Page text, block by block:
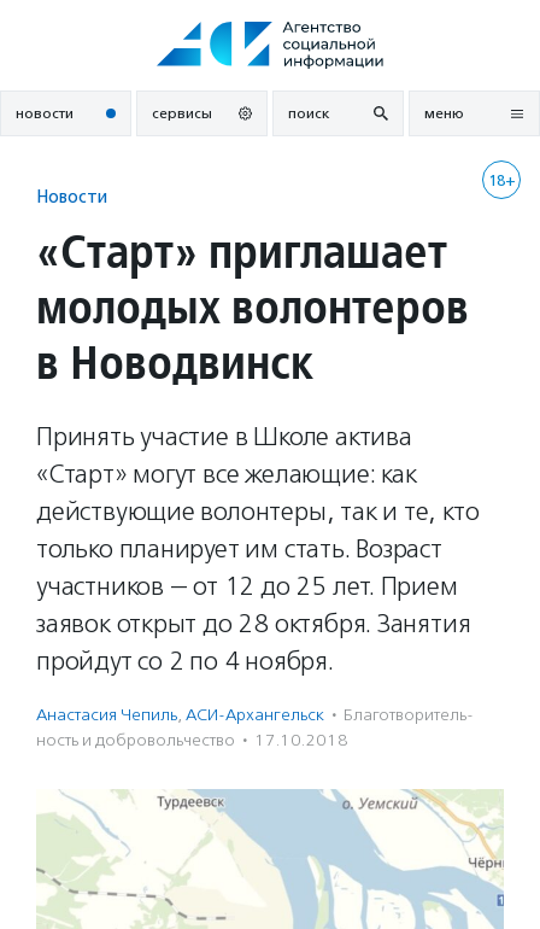
новости сервисы поиск меню
18+
Новости
«Старт» приглашает
молодых волонтеров
в Новодвинск
Принять участие в Школе актива
«Старт» могут все желающие: как
действующие волонтеры, так и те, кто
только планирует им стать. Возраст
участников — от 12 до 25 лет. Прием
заявок открыт до 28 октября. Занятия
пройдут со 2 по 4 ноября.
Анастасия Чепиль, АСИ-Архангельск · Благотвори­тель­
ность и доброволь­чест­во · 17.10.2018